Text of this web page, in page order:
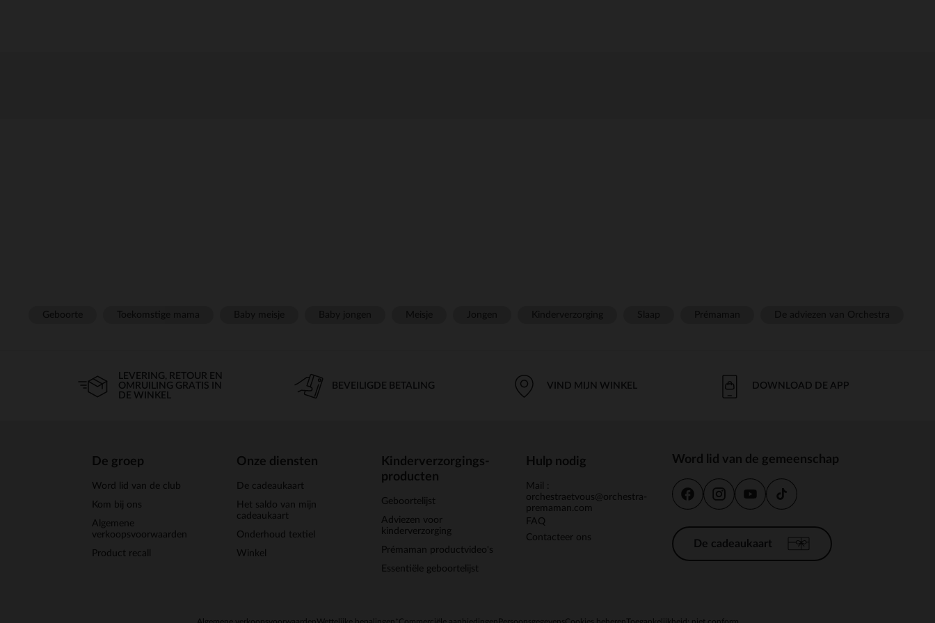
LEVERING, RETOUR EN
OMRUILING GRATIS IN
DE WINKEL
BEVEILIGDE BETALING VIND MIJN WINKEL DOWNLOAD DE APP
De groep
Word lid van de club
Kom bij ons
Algemene
verkoopsvoorwaarden
Product recall
Onze diensten
De cadeaukaart
Het saldo van mijn
cadeaukaart
Onderhoud textiel
Winkel
Kinderverzorgings-
producten
Geboortelijst
Adviezen voor
kinderverzorging
Prémaman productvideo's
Essentiële geboortelijst
Hulp nodig
Mail :
orchestraetvous@orchestra-
premaman.com
FAQ
Contacteer ons
Word lid van de gemeenschap
De cadeaukaart